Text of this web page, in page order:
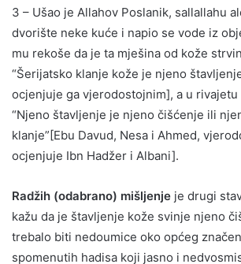
3 – Ušao je Allahov Poslanik, sallallahu
dvorište neke kuće i napio se vode iz
mu rekoše da je ta mješina od kože
“Šerijatsko klanje kože je njeno
ocjenjuje ga vjerodostojnim], a u rivajetu
“Njeno štavljenje je njeno čišćenje ili
klanje”[Ebu Davud, Nesa i Ahmed,
ocjenjuje Ibn Hadžer i Albani].
Radžih (odabrano) mišljenje je drugi
kažu da je štavljenje kože svinje njeno
trebalo biti nedoumice oko općeg
spomenutih hadisa koji jasno i